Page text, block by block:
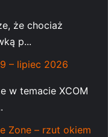
że chociaż
p...
– lipiec 2026
w temacie XCOM
Zone – rzut okiem